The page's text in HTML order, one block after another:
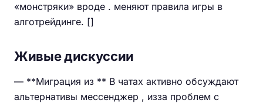
«монстряки» вроде . меняют правила игры в
алготрейдинге. []
Живые дискуссии
— **Миграция из ** В чатах активно обсуждают
альтернативы мессенджер , изза проблем с